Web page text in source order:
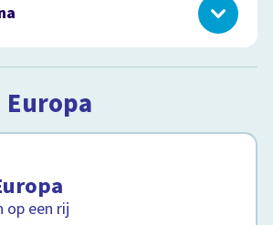
Europa
Europa
op een rij